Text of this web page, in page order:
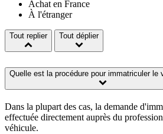
Achat en France
À l'étranger
Tout replier Tout déplier
Quelle est la procédure pour immatriculer le
Dans la plupart des cas, la demande
effectuée directement auprès du
véhicule.